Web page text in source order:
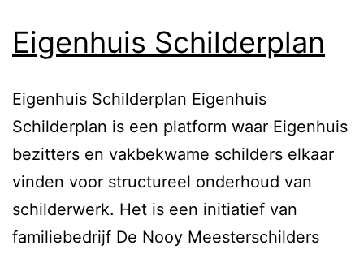
Eigenhuis Schilderplan
Eigenhuis Schilderplan Eigenhuis
Schilderplan is een platform waar Eigenhuis
bezitters en vakbekwame schilders elkaar
vinden voor structureel onderhoud van
schilderwerk. Het is een initiatief van
familiebedrijf De Nooy Meesterschilders